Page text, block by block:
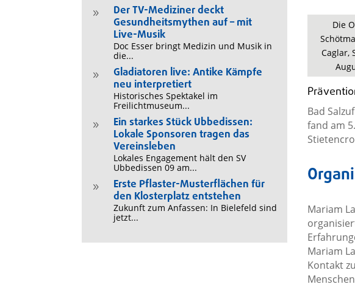
9
Der TV-Mediziner deckt
Gesundheitsmythen auf – mit
Live-Musik
Doc Esser bringt Medizin und Musik in
die...
9
Gladiatoren live: Antike Kämpfe
neu interpretiert
Historisches Spektakel im
Freilichtmuseum...
9
Ein starkes Stück Ubbedissen:
Lokale Sponsoren tragen das
Vereinsleben
Lokales Engagement hält den SV
Ubbedissen 09 am...
9
Erste Pflaster-Musterflächen für
den Klosterplatz entstehen
Zukunft zum Anfassen: In Bielefeld sind
jetzt...
Die
Caglar,
Bad
fand am
Mariam
Mariam
Kontakt